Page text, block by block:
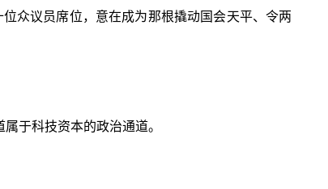
众议员席位，意在成为那根撬动国会天平、令两
于科技资本的政治通道。